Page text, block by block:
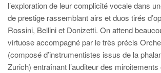
l’exploration de leur complicité vocale dans
de prestige rassemblant airs et duos tirés
Rossini, Bellini et Donizetti. On attend
virtuose accompagné par le très précis
(composé d’instrumentistes issus de la
Zurich) entraînant l’auditeur des